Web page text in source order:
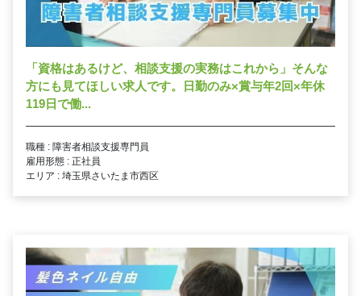
「資格はあるけど、相談支援の実務はこれから」そんな
方にも見てほしい求人です。日勤のみ×賞与年2回×年休
119日で働...
職種 : 障害者相談支援専門員
雇用形態 : 正社員
エリア : 埼玉県さいたま市西区